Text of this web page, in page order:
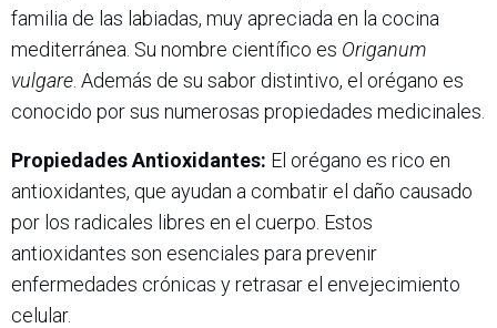
familia de las labiadas, muy apreciada en la cocina
mediterránea. Su nombre científico es Origanum
vulgare . Además de su sabor distintivo, el orégano es
conocido por sus numerosas propiedades medicinales.
Propiedades Antioxidantes: El orégano es rico en
antioxidantes, que ayudan a combatir el daño causado
por los radicales libres en el cuerpo. Estos
antioxidantes son esenciales para prevenir
enfermedades crónicas y retrasar el envejecimiento
celular.